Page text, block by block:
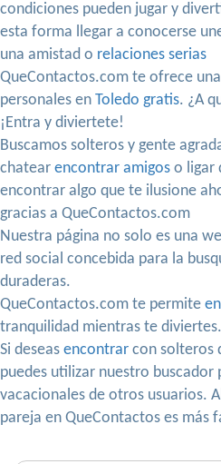
condiciones pueden jugar y
esta forma llegar a conocerse
una amistad o relaciones serias
QueContactos.com te ofrece
personales en Toledo gratis. ¿A
¡Entra y diviertete!
Buscamos solteros y gente
chatear encontrar amigos o ligar
encontrar algo que te ilusione
gracias a QueContactos.com
Nuestra página no solo es una
red social concebida para la
duraderas.
QueContactos.com te permite
tranquilidad mientras te diviertes.
Si deseas encontrar con solteros
puedes utilizar nuestro buscador
vacacionales de otros usuarios.
pareja en QueContactos es más